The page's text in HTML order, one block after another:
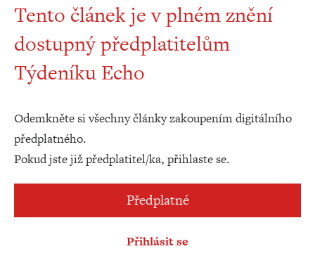
Tento článek je v plném znění
dostupný předplatitelům
Týdeníku Echo
Odemkněte si všechny články zakoupením digitálního
předplatného.
Pokud jste již předplatitel/ka, přihlaste se.
Předplatné
Přihlásit se